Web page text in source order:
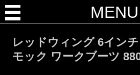
MENU
レッドウィング 6イン
モック ワークブーツ